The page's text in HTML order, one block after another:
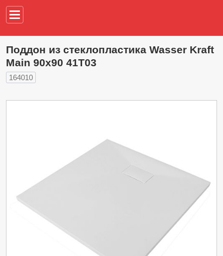
Поддон из стеклопластика Wasser Kraft
Main 90х90 41T03
164010